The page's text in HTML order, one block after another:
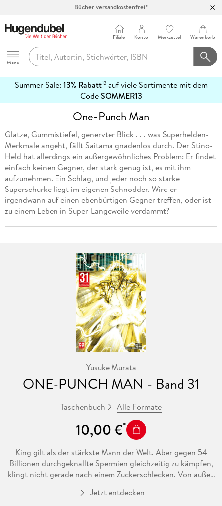
Bücher versandkostenfrei*
Abholung in über 100 Filialen
Hugendubel
Menu
Filiale Konto Merkzettel Warenkorb
Summer Sale: 13% Rabatt12auf viele Sortimente mit dem
CodeSOMMER13
erfahren
One-Punch Man
Glatze, Gummistiefel, genervter Blick . . . was Superhelden-
Merkmale angeht, fällt Saitama gnadenlos durch. Der Stino-
Held hat allerdings ein außergewöhnliches Problem: Er findet
einfach keinen Gegner, der stark genug ist, es mit ihm
aufzunehmen. Ein Schlag, und jeder noch so starke
Superschurke liegt im eigenen Schnodder. Wird er
irgendwann auf einen ebenbürtigen Gegner treffen, oder ist
zu einem Leben in Super-Langeweile verdammt?
Yusuke Murata
ONE-PUNCH MAN - Band 31
Taschenbuch Alle Formate
10,00 €
King gilt als der stärkste Mann der Welt. Aber gegen 54
Billionen durchgeknallte Spermien gleichzeitig zu kämpfen,
klingt nicht gerade nach einem Zuckerschlecken. Von außen
der Arsch auf Grundeis. Ist es Zeit für seine ultimative
Jetzt entdecken